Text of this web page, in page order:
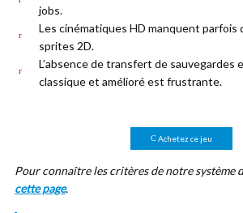
jobs.
Les cinématiques HD manquent parfois
sprites 2D.
L’absence de transfert de sauvegardes
classique et amélioré est frustrante.
Achetez ce jeu
Pour connaître les critères de notre système
cette page.